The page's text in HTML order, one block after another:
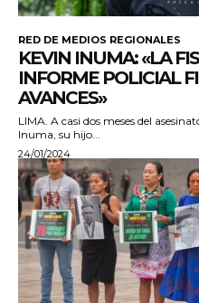
RED DE MEDIOS REGIONALES
KEVIN INUMA: «LA
INFORME POLICIAL
AVANCES»
LIMA. A casi dos meses del
Inuma, su hijo...
24/01/2024